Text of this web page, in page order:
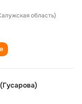
область)